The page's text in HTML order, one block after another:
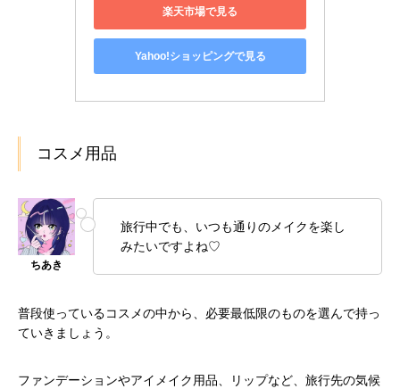
楽天市場で見る
Yahoo!ショッピングで見る
コスメ用品
旅行中でも、いつも通りのメイクを楽し
みたいですよね♡
普段使っているコスメの中から、必要最低限のものを選んで持っ
ていきましょう。
ファンデーションやアイメイク用品、リップなど、旅行先の気候